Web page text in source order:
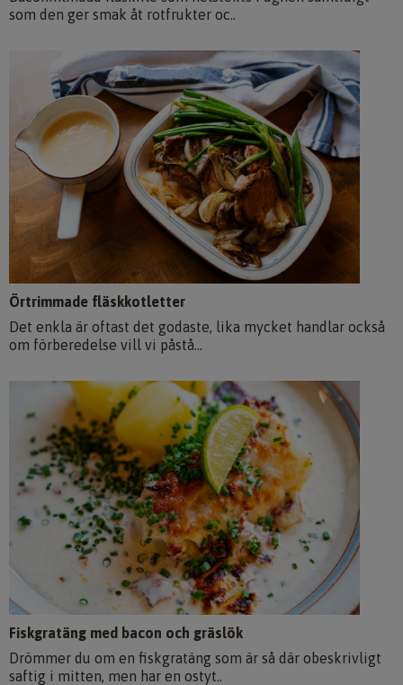
som den ger smak åt rotfrukter oc..
Örtrimmade fläskkotletter
Det enkla är oftast det godaste, lika mycket handlar också
om förberedelse vill vi påstå...
Fiskgratäng med bacon och gräslök
Drömmer du om en fiskgratäng som är så där obeskrivligt
saftig i mitten, men har en ostyt..